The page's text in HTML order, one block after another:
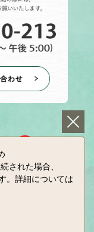
された場合、
。詳細については